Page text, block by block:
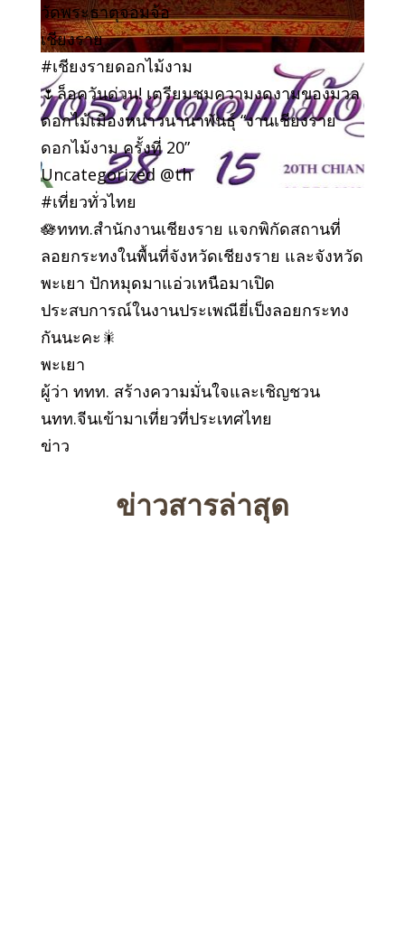
วัดพระธาตุจอมจ้อ
เชียงราย
#เชียงรายดอกไม้งาม
🌷ล็อควันด่วน! เตรียมชมความงดงามของมวล
ดอกไม้เมืองหนาวนานาพันธุ์ “งานเชียงราย
ดอกไม้งาม ครั้งที่ 20”
Uncategorized @th
#เที่ยวทั่วไทย
🪷ททท.สำนักงานเชียงราย แจกพิกัดสถานที่
ลอยกระทงในพื้นที่จังหวัดเชียงราย และจังหวัด
พะเยา ปักหมุดมาแอ่วเหนือมาเปิด
ประสบการณ์ในงานประเพณียี่เป็งลอยกระทง
กันนะคะ🎇
พะเยา
ผู้ว่า ททท. สร้างความมั่นใจและเชิญชวน
นทท.จีนเข้ามาเที่ยวที่ประเทศไทย
ข่าว
ข่าวสารล่าสุด